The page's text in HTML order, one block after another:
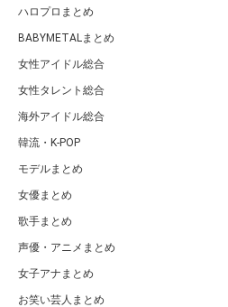
ハロプロまとめ
BABYMETALまとめ
女性アイドル総合
女性タレント総合
海外アイドル総合
韓流・K-POP
モデルまとめ
女優まとめ
歌手まとめ
声優・アニメまとめ
女子アナまとめ
お笑い芸人まとめ